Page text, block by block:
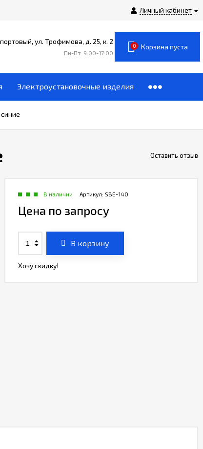
Личный кабинет
ул. Трофимова, д. 25, к. 2
Пн-Пт: 9:00-17:00
0 Корзина пуста
Электроустановочные изделия
Оставить отзыв
Артикул: SBE-140
В наличии
Цена по запросу
В корзину
Хочу скидку!